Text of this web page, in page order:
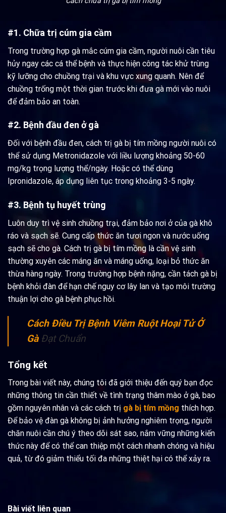
#1. Chữa trị cúm gia cầm
Trong trường hợp gà mắc cúm gia cầm, người nuôi cần tiêu
hủy ngay các cá thể bệnh và thực hiện công tác khử trùng
kỹ lưỡng cho chuồng trại và khu vực xung quanh. Nên để
chuồng trống một thời gian trước khi đưa gà mới vào nuôi
để đảm bảo an toàn.
#2. Bệnh đầu đen ở gà
Đối với bệnh đầu đen, cách trị gà bị tím mồng người nuôi có
thể sử dụng Metronidazole với liều lượng khoảng 50-60
mg/kg trọng lượng thể/ngày. Hoặc có thể dùng
Ipronidazole, áp dụng liên tục trong khoảng 3-5 ngày.
#3. Bệnh tụ huyết trùng
Luôn duy trì vệ sinh chuồng trại, đảm bảo nơi ở của gà khô
ráo và sạch sẽ. Cung cấp thức ăn tươi ngon và nước uống
sạch sẽ cho gà. Cách trị gà bị tím mồng là cần vệ sinh
thường xuyên các máng ăn và máng uống, loại bỏ thức ăn
thừa hàng ngày. Trong trường hợp bệnh nặng, cần tách gà bị
bệnh khỏi đàn để hạn chế nguy cơ lây lan và tạo môi trường
thuận lợi cho gà bệnh phục hồi.
Cách Điều Trị Bệnh Viêm Ruột Hoại Tử Ở
GàĐạt Chuẩn
Tổng kết
Trong bài viết này, chúng tôi đã giới thiệu đến quý bạn đọc
những thông tin cần thiết về tình trạng thâm mào ở gà, bao
gồm nguyên nhân và các cách trị gà bị tím mồng thích hợp.
Để bảo vệ đàn gà không bị ảnh hưởng nghiêm trọng, người
chăn nuôi cần chú ý theo dõi sát sao, nắm vững những kiến
thức này để có thể can thiệp một cách nhanh chóng và hiệu
quả, từ đó giảm thiểu tối đa những thiệt hại có thể xảy ra.
Bài viết liên quan